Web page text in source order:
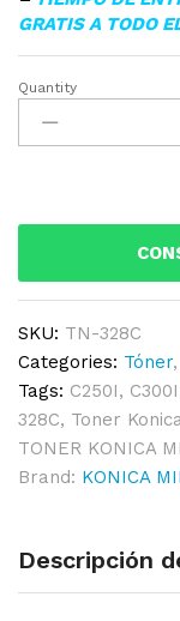
GRATIS A TODO
▷TONER
KONICA
MINOLTA
quantity
Quantity
SKU: TN-328C
Categories: Tóner,
Tags: C250I, C300I
328C, Toner
TONER KONICA
Brand: KONICA
Descripción